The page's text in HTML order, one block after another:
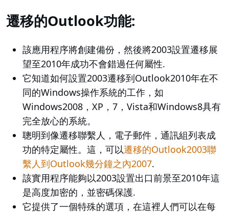
遷移的Outlook功能:
該應用程序將創建備份，然後將2003設置遷移展
望至2010年成功不會錯過任何屬性.
它知道如何設置2003遷移到Outlook2010年在不
同的Windows操作系統的工作，如
Windows2008，XP，7，Vista和Windows8具有
完全放心的系統。
聰明到像遷移聯繫人，電子郵件，通訊組列表成
功的特定屬性。這，可以遷移的Outlook2003聯
繫人到Outlook幾分鐘之內2007.
該實用程序能夠以2003設置出口前景至2010年這
是高度加密的，並密碼保護.
它提供了一個特殊的選項，在這裡人們可以在每